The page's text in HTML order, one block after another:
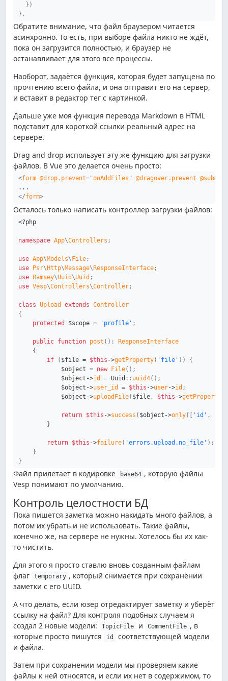
} )
} ,
Обратите внимание, что файл браузером читается
асинхронно. То есть, при выборе файла никто не ждёт,
пока он загрузится полностью, и браузер не
останавливает для этого все процессы.
Наоборот, задаётся функция, которая будет запущена по
прочтению всего файла, и она отправит его на сервер,
и вставит в редактор тег с картинкой.
Дальше уже моя функция перевода Markdown в HTML
подставит для короткой ссылки реальный адрес на
сервере.
Drag and drop использует эту же функцию для загрузки
файлов. В Vue это делается очень просто:
<form @drop.prevent="onAddFiles " @dragover.prevent
</form>
Осталось только написать контроллер загрузки файлов:
<?php
namespace App\Controllers ;
use App\Models\File ;
use Psr\Http\Message\ResponseInterface ;
use Ramsey\Uuid\Uuid ;
use Vesp\Controllers\Controller ;
class Upload extends Controller
{
protected
$scope = 'profile' ;
public function post ( ) :
ResponseInterface
{
if
( $file = $this ->getProperty( 'file' ) )
{
$object = new File( ) ;
$object ->id = Uuid :: uuid4( ) ;
$object ->user_id = $this ->user->id ;
$object ->uploadFile( $file , $this ->getProperty
return $this ->success ( $object ->only( [ 'id' ,
}
return $this ->failure( 'errors.upload.no_file' ) ;
}
}
Файл прилетает в кодировке base64 , которую файлы
Vesp понимают по умолчанию.
Контроль целостности БД
Пока пишется заметка можно накидать много файлов, а
потом их убрать и не использовать. Такие файлы,
конечно же, на сервере не нужны. Хотелось бы их как-
то чистить.
Для этого я просто ставлю вновь созданным файлам
флаг
temporary , который снимается при сохранении
заметки с его UUID.
А что делать, если юзер отредактирует заметку и уберёт
ссылку на файл? Для контроля подобных случаем я
создал 2 новые модели:
TopicFile и CommentFile , в
которые просто пишутся
id
соответствующей модели
и файла.
Затем при сохранении модели мы проверяем какие
файлы к ней относятся, и если их нет в содержимом, то